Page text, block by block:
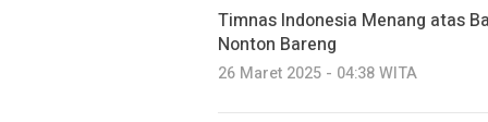
Timnas Indonesia Menang atas
Nonton Bareng
26 Maret 2025 - 04:38 WITA